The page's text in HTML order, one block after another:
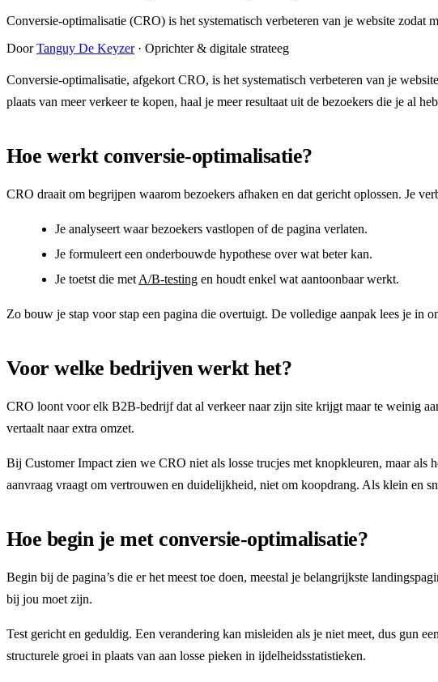
Conversie-optimalisatie (CRO) is het systematisch verbeteren van je website zodat
DoorTanguy De Keyzer· Oprichter & digitale strateeg
Conversie-optimalisatie, afgekort CRO, is het systematisch verbeteren van je
plaats van meer verkeer te kopen, haal je meer resultaat uit de bezoekers die je al
Hoe werkt conversie-optimalisatie?
CRO draait om begrijpen waarom bezoekers afhaken en dat gericht oplossen. Je
Je analyseert waar bezoekers vastlopen of de pagina verlaten.
Je formuleert een onderbouwde hypothese over wat beter kan.
Je toetst die met A/B-testing en houdt enkel wat aantoonbaar werkt.
Zo bouw je stap voor stap een pagina die overtuigt. De volledige aanpak lees je in
Voor welke bedrijven werkt het?
CRO loont voor elk B2B-bedrijf dat al verkeer naar zijn site krijgt maar te weinig
vertaalt naar extra omzet.
Bij Customer Impact zien we CRO niet als losse trucjes met knopkleuren, maar
aanvraag vraagt om vertrouwen en duidelijkheid, niet om koopdrang. Als klein en
Hoe begin je met conversie-optimalisatie?
Begin bij de pagina’s die er het meest toe doen, meestal je belangrijkste
bij jou moet zijn.
Test gericht en geduldig. Een verandering kan misleiden als je niet meet, dus gun
structurele groei in plaats van aan losse pieken in ijdelheidsstatistieken.